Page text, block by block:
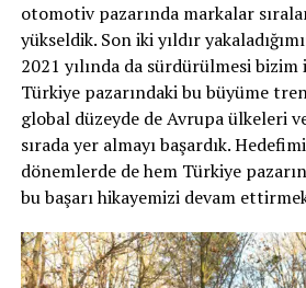
otomotiv pazarında markalar
yükseldik. Son iki yıldır
2021 yılında da sürdürülmesi
Türkiye pazarındaki bu büyüme
global düzeyde de Avrupa ülkeleri
sırada yer almayı başardık.
dönemlerde de hem Türkiye
bu başarı hikayemizi devam